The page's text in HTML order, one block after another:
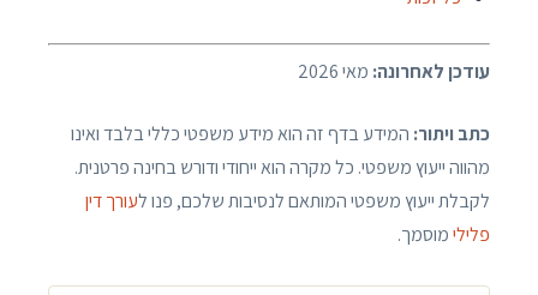
עודכן לאחרונה: מאי 2026
כתב ויתור: המידע בדף זה הוא מידע משפטי כללי בלבד ואינו
מהווה ייעוץ משפטי. כל מקרה הוא ייחודי ודורש בחינה פרטנית.
לקבלת ייעוץ משפטי המותאם לנסיבות שלכם, פנו לעורך דין
פלילימוסמך.